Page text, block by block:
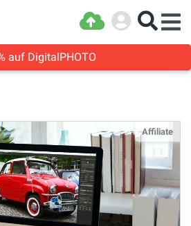
auf DigitalPHOTO
Affiliate